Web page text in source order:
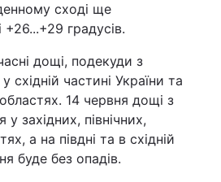
сході ще
+26...+29 градусів.
дощі, подекуди з
східній частині України та
14 червня дощі з
західних, північних,
а на півдні та в східній
буде без опадів.